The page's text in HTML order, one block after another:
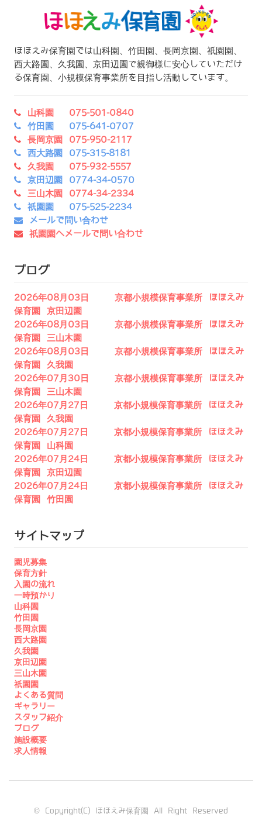
ほほえみ保育園では山科園、竹田園、長岡京園、祇園園、
西大路園、久我園、京田辺園で親御様に安心していただけ
る保育園、小規模保育事業所を目指し活動しています。
山科園 075-501-0840
竹田園 075-641-0707
長岡京園 075-950-2117
西大路園 075-315-8181
久我園 075-932-5557
京田辺園 0774-34-0570
三山木園 0774-34-2334
祇園園 075-525-2234
メールで問い合わせ
祇園園へメールで問い合わせ
ブログ
2026年08月03日 京都小規模保育事業所 ほほえみ
保育園 京田辺園
2026年08月03日 京都小規模保育事業所 ほほえみ
保育園 三山木園
2026年08月03日 京都小規模保育事業所 ほほえみ
保育園 久我園
2026年07月30日 京都小規模保育事業所 ほほえみ
保育園 三山木園
2026年07月27日 京都小規模保育事業所 ほほえみ
保育園 久我園
2026年07月27日 京都小規模保育事業所 ほほえみ
保育園 山科園
2026年07月24日 京都小規模保育事業所 ほほえみ
保育園 京田辺園
2026年07月24日 京都小規模保育事業所 ほほえみ
保育園 竹田園
サイトマップ
園児募集
保育方針
入園の流れ
一時預かり
山科園
竹田園
長岡京園
西大路園
久我園
京田辺園
三山木園
祇園園
よくある質問
ギャラリー
スタッフ紹介
ブログ
施設概要
求人情報
© Copyright(C) ほほえみ保育園 All Right Reserved